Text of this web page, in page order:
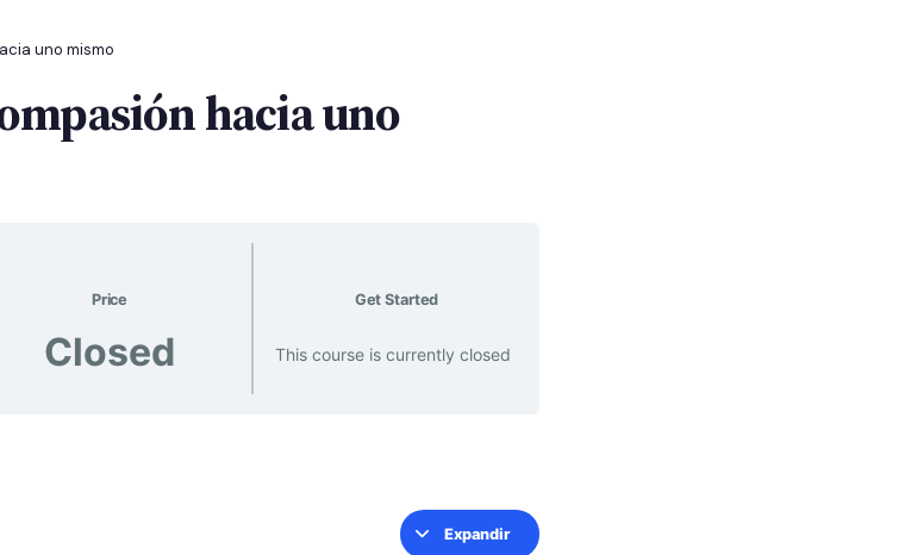
uno mismo
hacia uno
Price
Closed
Get Started
This course is currently closed
Expandir